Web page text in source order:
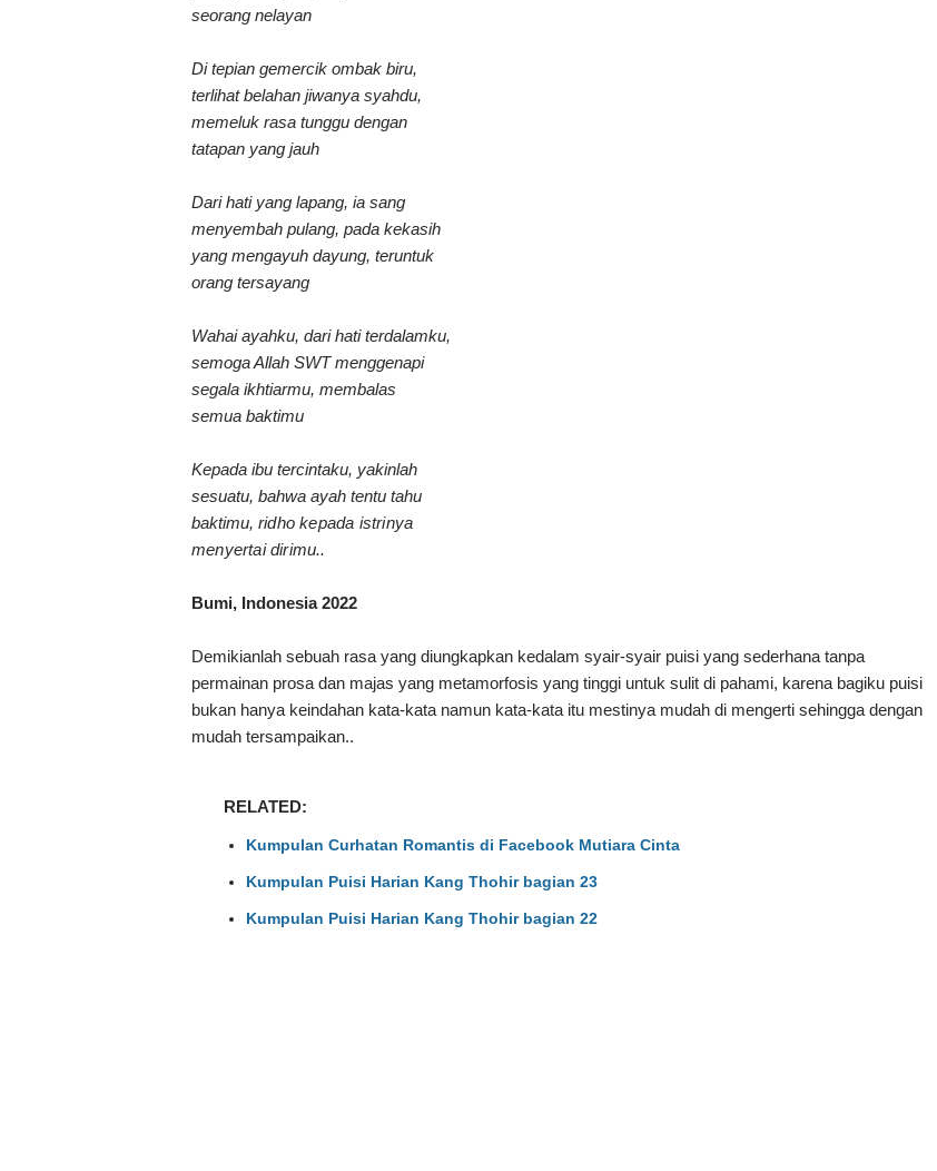
seorang nelayan
Di tepian gemercik ombak biru,
terlihat belahan jiwanya syahdu,
memeluk rasa tunggu dengan
tatapan yang jauh
Dari hati yang lapang, ia sang
menyembah pulang, pada kekasih
yang mengayuh dayung, teruntuk
orang tersayang
Wahai ayahku, dari hati terdalamku,
semoga Allah SWT menggenapi
segala ikhtiarmu, membalas
semua baktimu
Kepada ibu tercintaku, yakinlah
sesuatu, bahwa ayah tentu tahu
baktimu, ridho kepada istrinya
menyertai dirimu..
Bumi, Indonesia 2022
Demikianlah sebuah rasa yang diungkapkan kedalam syair-syair puisi yang sederhana tanpa
permainan prosa dan majas yang metamorfosis yang tinggi untuk sulit di pahami, karena bagiku puisi
bukan hanya keindahan kata-kata namun kata-kata itu mestinya mudah di mengerti sehingga dengan
mudah tersampaikan..
RELATED:
Kumpulan Curhatan Romantis di Facebook Mutiara Cinta
Kumpulan Puisi Harian Kang Thohir bagian 23
Kumpulan Puisi Harian Kang Thohir bagian 22